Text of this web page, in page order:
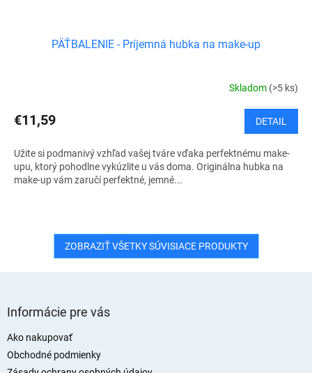
PÄŤBALENIE - Príjemná hubka na make-up
Skladom (>5 ks)
€11,59 DETAIL
Užite si podmanivý vzhľad vašej tváre vďaka perfektnému make-
upu, ktorý pohodlne vykúzlite u vás doma. Originálna hubka na
make-up vám zaručí perfektné, jemné...
ZOBRAZIŤ VŠETKY SÚVISIACE PRODUKTY
Informácie pre vás
Ako nakupovať
Obchodné podmienky